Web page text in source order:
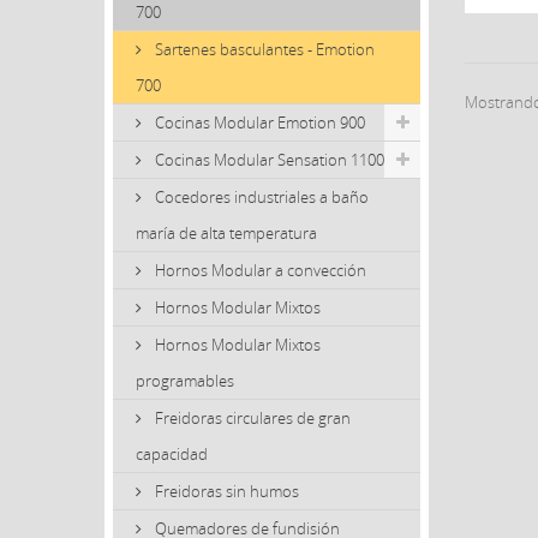
700
Sartenes basculantes - Emotion
700
Cocinas Modular Emotion 900
Cocinas Modular Sensation 1100
Cocedores industriales a baño
maría de alta temperatura
Hornos Modular a convección
Hornos Modular Mixtos
Hornos Modular Mixtos
programables
Freidoras circulares de gran
capacidad
Freidoras sin humos
Quemadores de fundisión